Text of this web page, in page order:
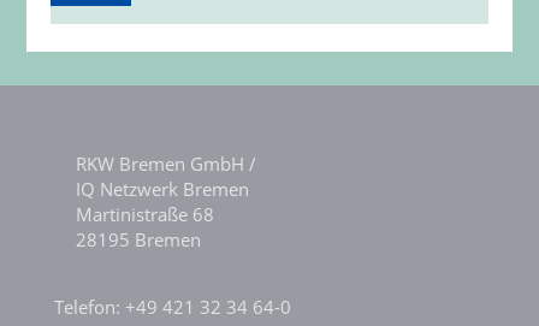
RKW Bremen GmbH /
IQ Netzwerk Bremen
Martinistraße 68
28195 Bremen
Telefon: +49 421 32 34 64-0